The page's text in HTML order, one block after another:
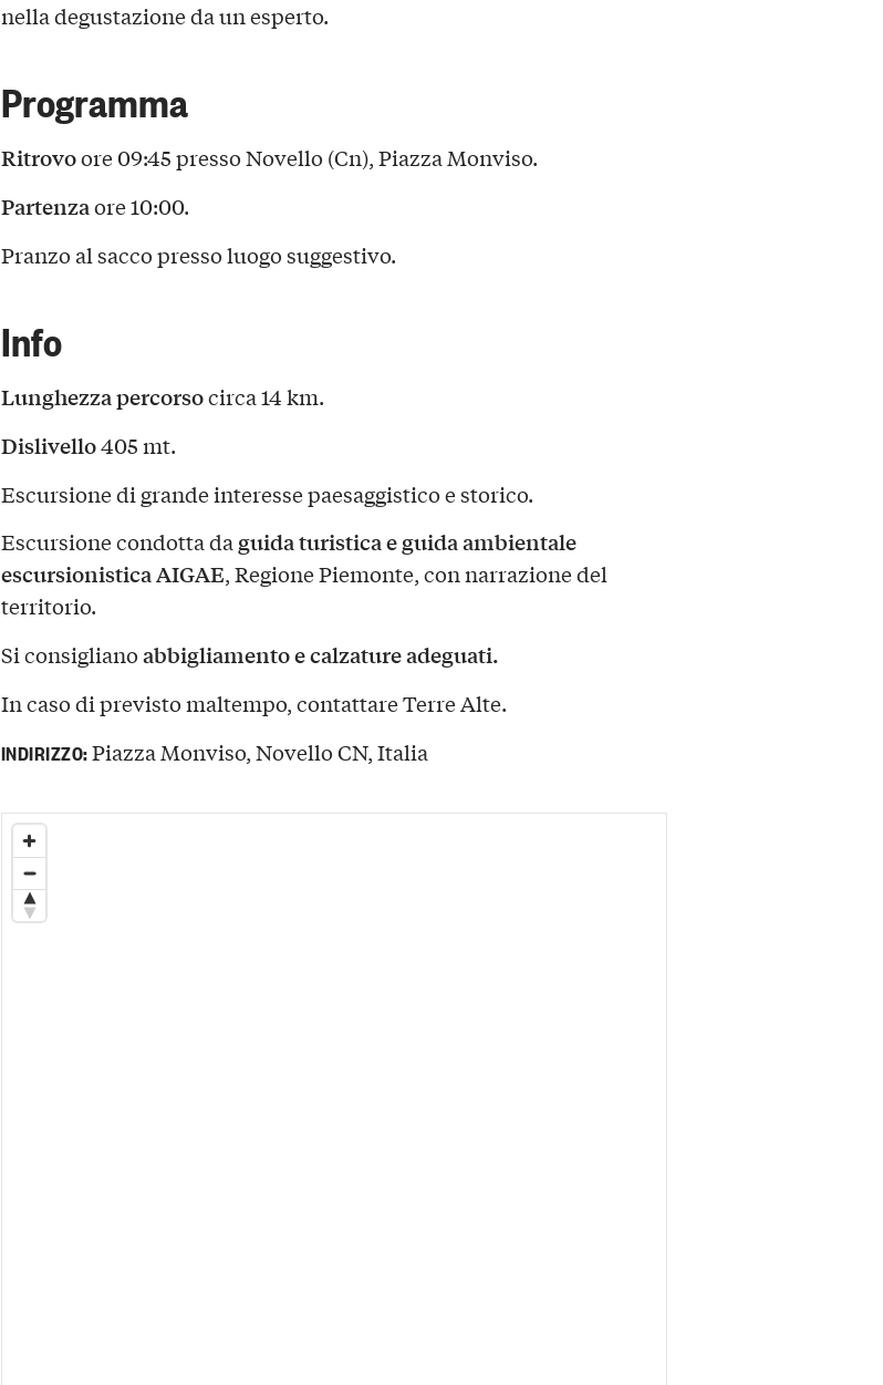
nella degustazione da un esperto.
Programma
Ritrovoore 09:45 presso Novello (Cn), Piazza Monviso.
Partenzaore 10:00.
Pranzo al sacco presso luogo suggestivo.
Info
Lunghezza percorsocirca 14 km.
Dislivello405 mt.
Escursione di grande interesse paesaggistico e storico.
Escursione condotta daguida turistica e guida ambientale
escursionistica AIGAE, Regione Piemonte, con narrazione del
territorio.
Si consiglianoabbigliamento e calzature adeguati.
In caso di previsto maltempo, contattare Terre Alte.
INDIRIZZO:Piazza Monviso, Novello CN, Italia